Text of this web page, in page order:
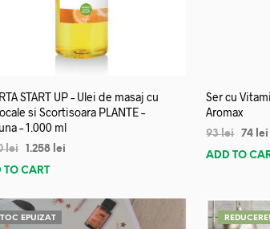
START UP – Ulei de masaj cu
si Scortisoara PLANTE –
– 1.000 ml
lei 1.258 lei
TO CART
Ser cu
Aromax
93lei 74 lei
ADD TO
EPUIZAT REDUCERE!